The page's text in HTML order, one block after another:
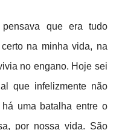
que era tudo
na minha vida, na
no engano. Hoje sei
que infelizmente não
uma batalha entre o
por nossa vida. São